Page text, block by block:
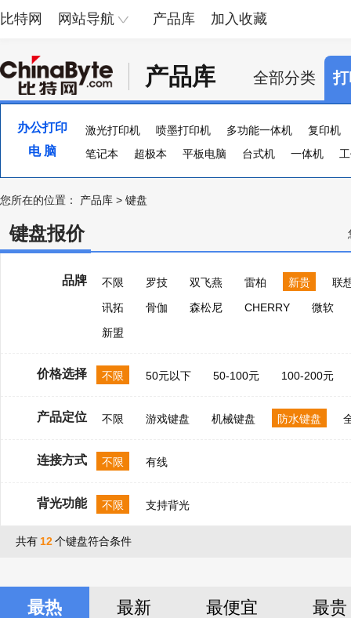
比特网 网站导航 产品库 加入收藏
产品库 全部分类
办公打印 激光打印机 喷墨打印机 多功能一体机
复印机
便携照片打印机
页宽打印机 证卡打印机 大幅
电 脑 笔记本 超极本 平板电脑 台式机 一体机
您所在的位置： 产品库 > 键盘
键盘报价
品牌 不限 罗技 双飞燕 雷柏 新贵
联
讯拓
骨伽 森松尼 CHERRY
微软
新盟
价格选择 不限 50元以下 50-100元 100-200元
产品定位 不限 游戏键盘 机械键盘 防水键盘
连接方式 不限 有线
背光功能 不限 支持背光
共有 12个键盘符合条件
最热 最新 最便宜 最贵